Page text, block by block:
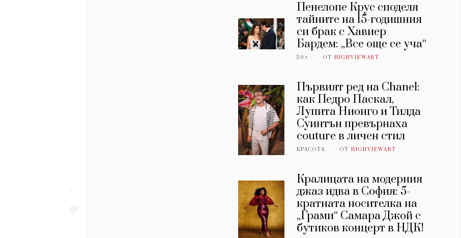
Пенелопе Крус споделя
тайните на 15-годишния
си брак с Хавиер
Бардем: „Все още се уча“
30+ ОТHIGHVIEWART
Първият ред на Chanel:
как Педро Паскал,
Лупита Нионго и Тилда
Суинтън превърнаха
couture в личен стил
КРАСОТА ОТHIGHVIEWART
Кралицата на модерния
джаз идва в София: 5-
кратната носителка на
„Грами“ Самара Джой с
бутиков концерт в НДК!